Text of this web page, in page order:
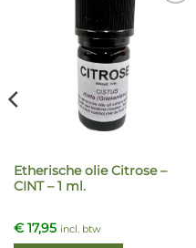
Etherische olie Citrose –
CINT – 1 ml.
€17,95 incl. btw